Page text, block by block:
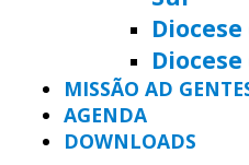
MISSÃO AD
AGENDA
DOWNLOADS